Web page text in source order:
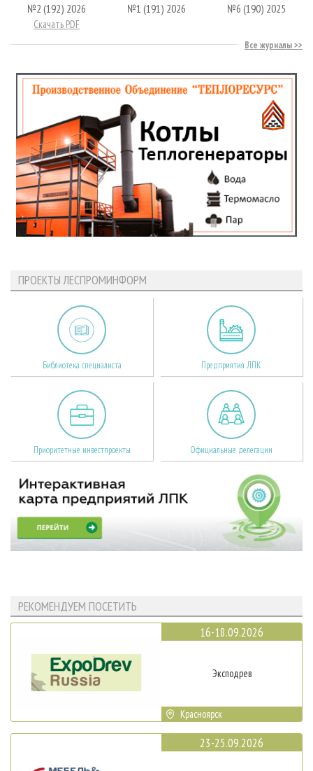
№2 (192) 2026
Скачать PDF
№1 (191) 2026 №6 (190) 2025
Все журналы
ПРОЕКТЫ ЛЕСПРОМИНФОРМ
Библиотека специалиста Предприятия ЛПК
Приоритетные инвестпроекты Официальные делегации
РЕКОМЕНДУЕМ ПОСЕТИТЬ
16-18.09.2026
Эксподрев
Красноярск
23-25.09.2026